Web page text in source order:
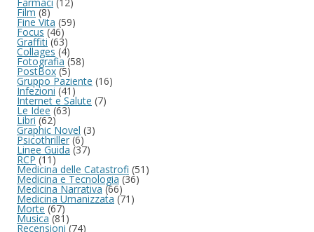
Film(8)
Fine Vita (59)
Focus(46)
Graffiti(63)
Collages (4)
Fotografia (58)
PostBox(5)
Gruppo Paziente (16)
Infezioni(41)
Internet e Salute (7)
Le Idee(63)
Libri(62)
Graphic Novel (3)
Psicothriller(6)
Linee Guida (37)
RCP(11)
Medicina delle Catastrofi (51)
Medicina e Tecnologia(36)
Medicina Narrativa(66)
Medicina Umanizzata (71)
Morte(67)
Musica(81)
Recensioni(74)